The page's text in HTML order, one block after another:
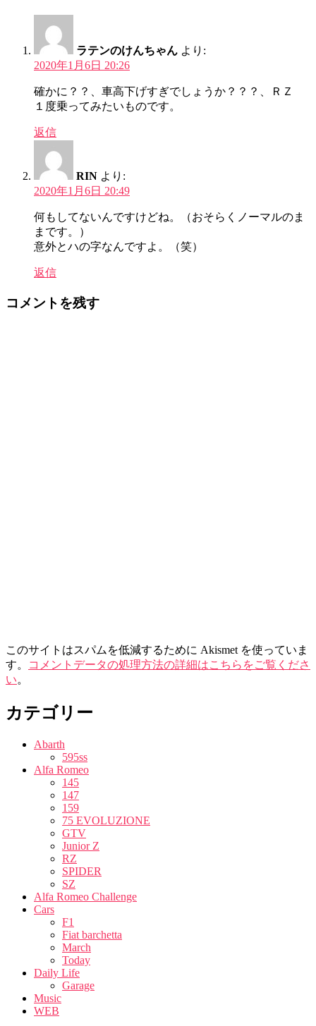
ラテンのけんちゃん より:
2020年1月6日 20:26
確かに？？、車高下げすぎでしょうか？？？、ＲＺ
１度乗ってみたいものです。
返信
RIN より:
2020年1月6日 20:49
何もしてないんですけどね。（おそらくノーマルのま
まです。）
意外とハの字なんですよ。（笑）
返信
コメントを残す
このサイトはスパムを低減するために Akismet を使っていま
す。
コメントデータの処理方法の詳細はこちらをご覧くださ
い。
カテゴリー
Abarth
595ss
Alfa Romeo
145
147
159
75 EVOLUZIONE
GTV
Junior Z
RZ
SPIDER
SZ
Alfa Romeo Challenge
Cars
F1
Fiat barchetta
March
Today
Daily Life
Garage
Music
WEB